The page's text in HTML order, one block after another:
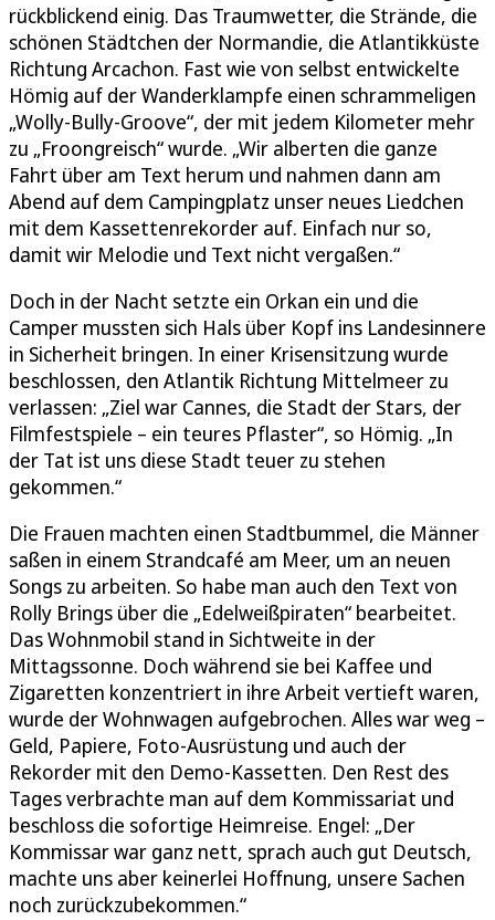
rückblickend einig. Das Traumwetter, die Strände, die
schönen Städtchen der Normandie, die Atlantikküste
Richtung Arcachon. Fast wie von selbst entwickelte
Hömig auf der Wanderklampfe einen schrammeligen
„Wolly-Bully-Groove“, der mit jedem Kilometer mehr
zu „Froongreisch“ wurde. „Wir alberten die ganze
Fahrt über am Text herum und nahmen dann am
Abend auf dem Campingplatz unser neues Liedchen
mit dem Kassettenrekorder auf. Einfach nur so,
damit wir Melodie und Text nicht vergaßen.“
Doch in der Nacht setzte ein Orkan ein und die
Camper mussten sich Hals über Kopf ins Landesinnere
in Sicherheit bringen. In einer Krisensitzung wurde
beschlossen, den Atlantik Richtung Mittelmeer zu
verlassen: „Ziel war Cannes, die Stadt der Stars, der
Filmfestspiele – ein teures Pflaster“, so Hömig. „In
der Tat ist uns diese Stadt teuer zu stehen
gekommen.“
Die Frauen machten einen Stadtbummel, die Männer
saßen in einem Strandcafé am Meer, um an neuen
Songs zu arbeiten. So habe man auch den Text von
Rolly Brings über die „Edelweißpiraten“ bearbeitet.
Das Wohnmobil stand in Sichtweite in der
Mittagssonne. Doch während sie bei Kaffee und
Zigaretten konzentriert in ihre Arbeit vertieft waren,
wurde der Wohnwagen aufgebrochen. Alles war weg –
Geld, Papiere, Foto-Ausrüstung und auch der
Rekorder mit den Demo-Kassetten. Den Rest des
Tages verbrachte man auf dem Kommissariat und
beschloss die sofortige Heimreise. Engel: „Der
Kommissar war ganz nett, sprach auch gut Deutsch,
machte uns aber keinerlei Hoffnung, unsere Sachen
noch zurückzubekommen.“